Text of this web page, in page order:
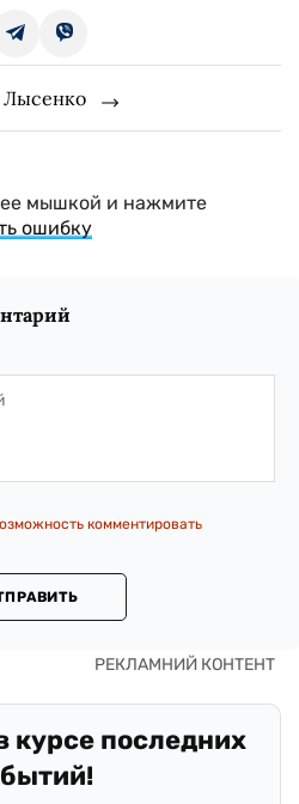
Лысенко
мышкой и нажмите
ошибку
комментировать
курсе последних